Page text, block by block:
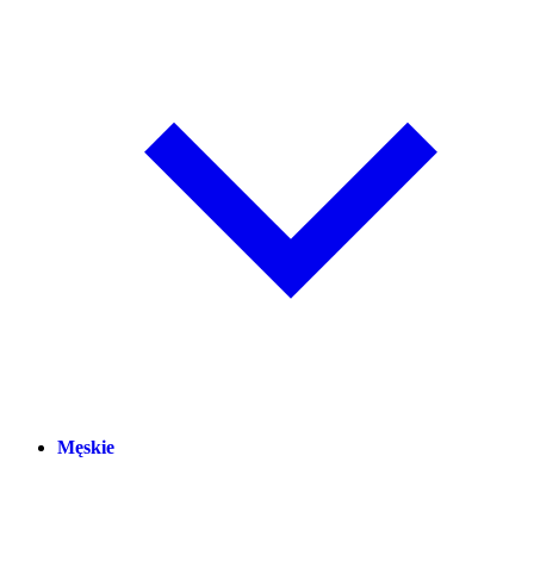
Męskie